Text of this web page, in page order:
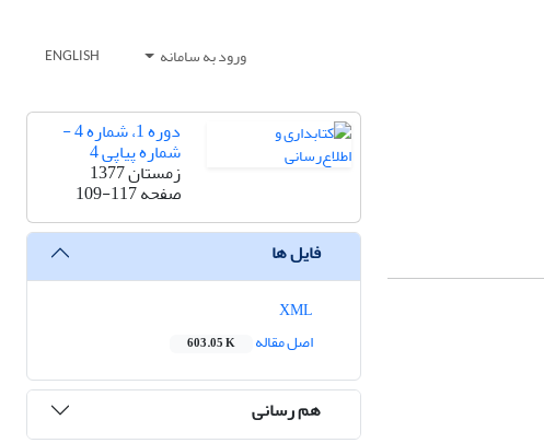
ورود به سامانه ENGLISH
دوره 1، شماره 4 -
شماره پیاپی 4
زمستان 1377
صفحه109-117
فایل ها
اصل مقاله
603.05 K
هم رسانی